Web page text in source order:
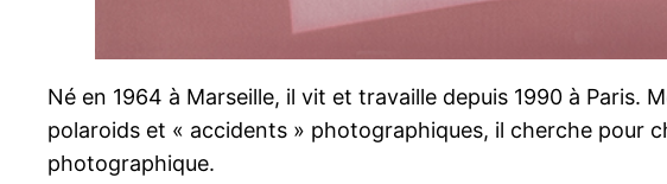
Né en 1964 à Marseille, il vit et travaille depuis 1990 à
polaroids et « accidents » photographiques, il cherche pour
photographique.